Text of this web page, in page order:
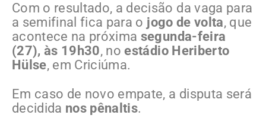
Com o resultado, a decisão da vaga para
a semifinal fica para o jogo de volta, que
acontece na próxima segunda-feira
(27), às 19h30, noestádio Heriberto
Hülse, em Criciúma.
Em caso de novo empate, a disputa será
decidida nos pênaltis.